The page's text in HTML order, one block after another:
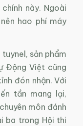
này. Ngoài
hao phí máy
sản phẩm
Động Việt cũng
đón nhận. Với
tần mang lại,
môn đánh
ba trong Hội thi